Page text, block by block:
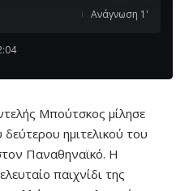
Ανάγνωση 1'
Μπούτσκος μίλησε
ημιτελικού του
Παναθηναϊκό. Η
παιχνίδι της